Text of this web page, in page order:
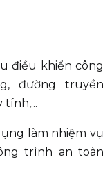
điều khiển công
đường truyền
tính,...
làm nhiệm vụ
trình an toàn